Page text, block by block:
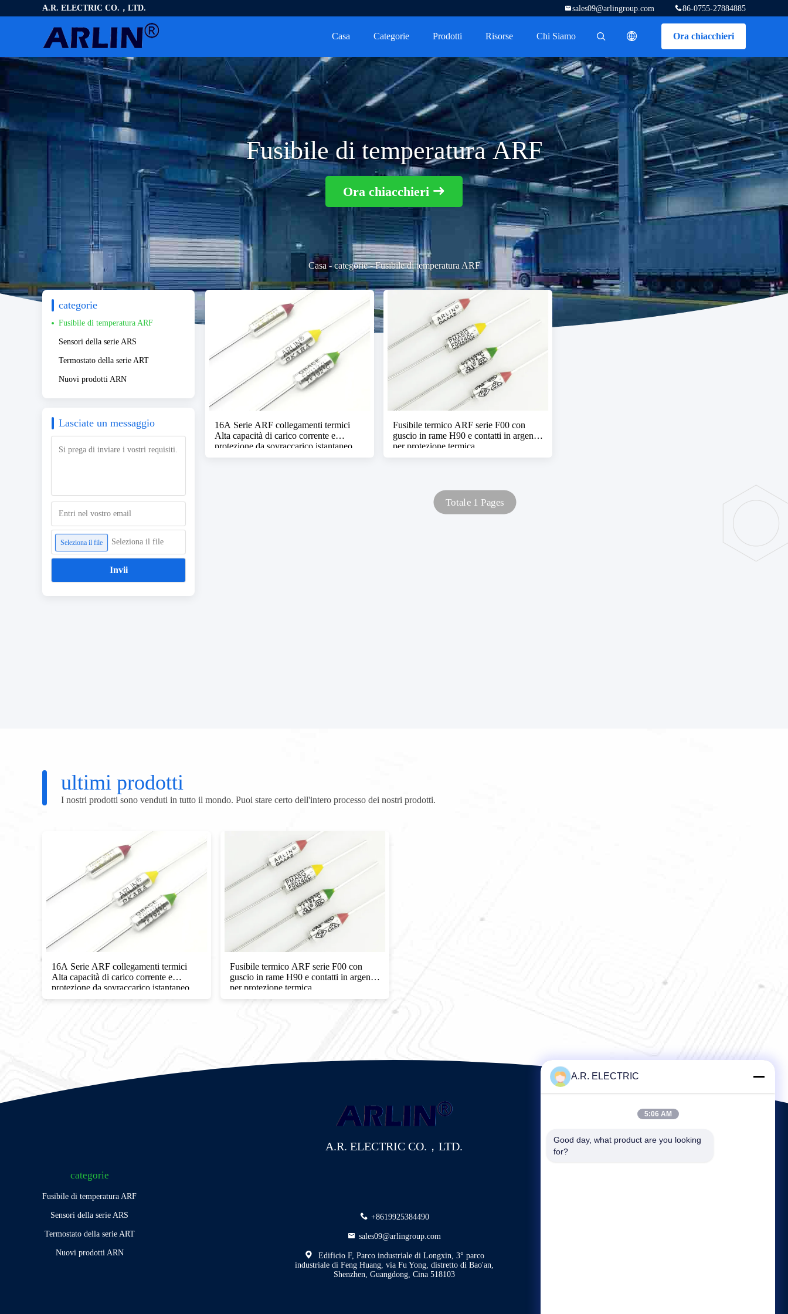
A.R. ELECTRIC CO.，LTD. 86-0755-27884885
sales09@arlingroup.com
Ora chiacchieri
描述
Casa Categorie Prodotti Risorse Chi Siamo
Fusibile di temperatura ARF
Ora chiacchieri
Casa -categorie-Fusibile di temperatura ARF
categorie
Fusibile di temperatura ARF
Sensori della serie ARS
Termostato della serie ART
Nuovi prodotti ARN
Lasciate un messaggio
Seleziona il file Seleziona il file
Invii
16A Serie ARF collegamenti termici
Alta capacità di carico corrente e
protezione da sovraccarico istantaneo
Fusibile termico ARF serie F00 con
guscio in rame H90 e contatti in argento
per protezione termica
Totale 1 Pages
ultimi prodotti
I nostri prodotti sono venduti in tutto il mondo. Puoi stare certo dell'intero processo dei nostri prodotti.
16A Serie ARF collegamenti termici
Alta capacità di carico corrente e
protezione da sovraccarico istantaneo
Fusibile termico ARF serie F00 con
guscio in rame H90 e contatti in argento
per protezione termica
A.R. ELECTRIC CO.，LTD.
categorie
Fusibile di temperatura ARF
Sensori della serie ARS
Termostato della serie ART
Nuovi prodotti ARN
+8619925384490
sales09@arlingroup.com
Edificio F, Parco industriale di Longxin, 3° parco
industriale di Feng Huang, via Fu Yong, distretto di Bao'an,
Shenzhen, Guangdong, Cina 518103
A.R. ELECTRIC
5:06 AM
Good day, what product are you looking
for?